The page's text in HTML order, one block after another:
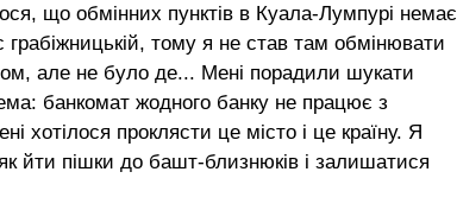
що обмінних пунктів в Куала-Лумпурі немає
грабіжницькій, тому я не став там обмінювати
але не було де... Мені порадили шукати
банкомат жодного банку не працює з
проклясти це місто і це країну. Я
йти пішки до башт-близнюків і залишатися